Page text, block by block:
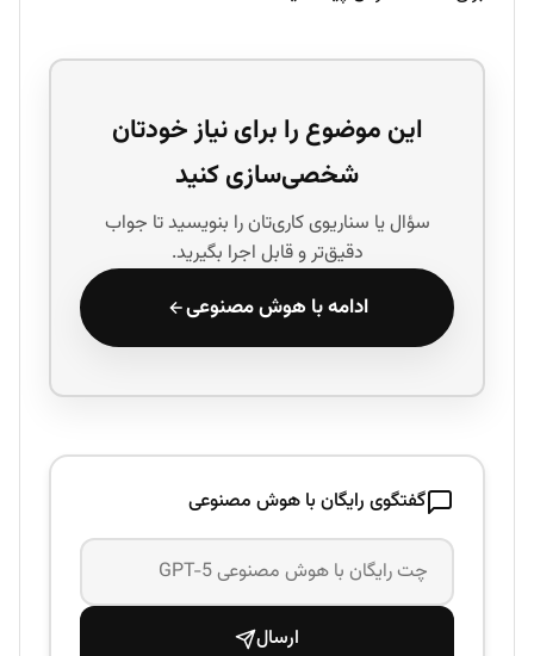
این موضوع را برای نیاز خودتان
شخصی‌سازی کنید
سؤال یا سناریوی کاری‌تان را بنویسید تا جواب
دقیق‌تر و قابل اجرا بگیرید.
ادامه با هوش مصنوعی
گفتگوی رایگان با هوش مصنوعی
ارسال